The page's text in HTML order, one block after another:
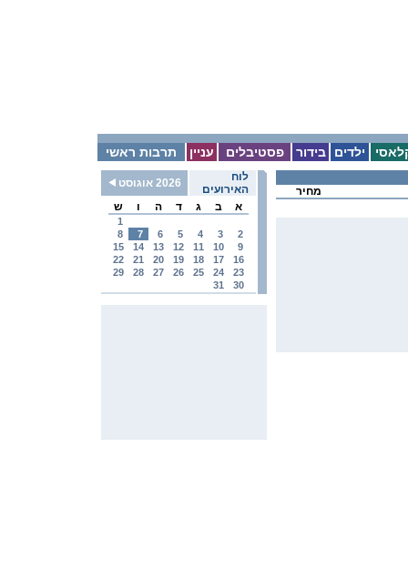
תרבות ראשי עניין פסטיבלים בידור ילדים
לוח
האירועים
2026 אוגוסט
א
ב ג ד ה ו ש
1
2
3
4
5
6
7
8
9
10
11
12
13
14
15
16
17
18
19
20
21
22
23
24
25
26
27
28
29
30
31
מחיר